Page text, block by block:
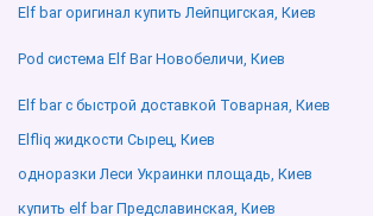
Elf bar оригинал купить Лейпцигская, Киев
Pod система Elf Bar Новобеличи, Киев
Elf bar с быстрой доставкой Товарная, Киев
Elfliq жидкости Сырец, Киев
одноразки Леси Украинки площадь, Киев
купить elf bar Предславинская, Киев